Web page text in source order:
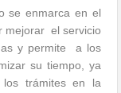
se enmarca en el
mejorar el servicio
y permite a los
su tiempo, ya
los trámites en la